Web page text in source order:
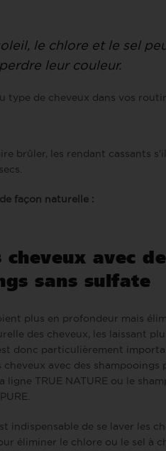
le chlore et le sel
leur couleur.
type de cheveux dans vos
brûler, les rendant cassants
façon naturelle :
cheveux avec
sans sulfate
plus en profondeur mais
des cheveux, les laissant
donc particulièrement
cheveux avec des shampooings
ligne TRUE NATURE ou le
.
indispensable de se laver les
éliminer le chlore ou le sel à